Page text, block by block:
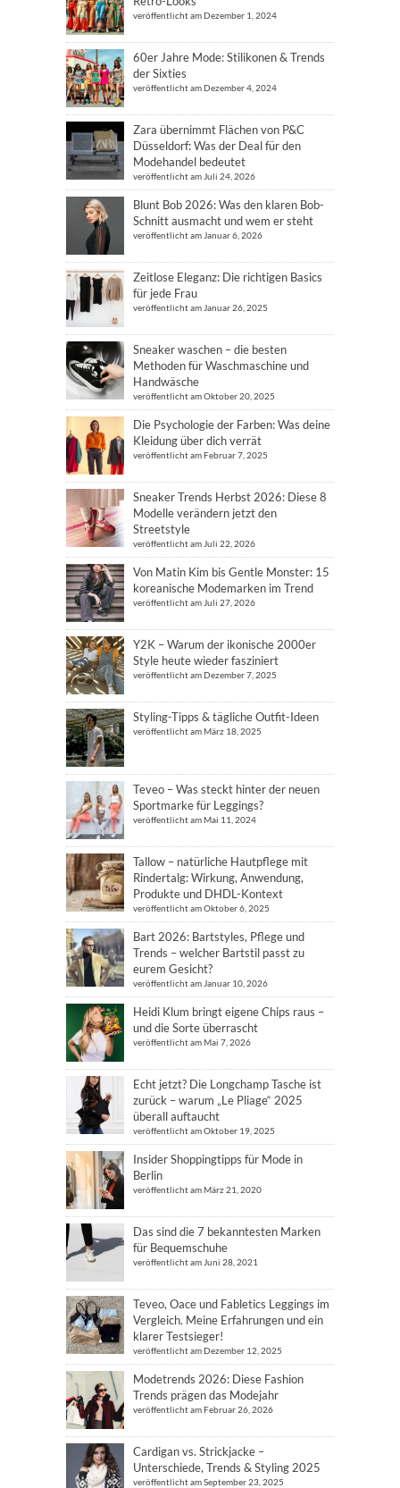
veröffentlicht am Dezember 1, 2024
60er Jahre Mode: Stilikonen & Trends
der Sixties
veröffentlicht am Dezember 4, 2024
Zara übernimmt Flächen von P&C
Düsseldorf: Was der Deal für den
Modehandel bedeutet
veröffentlicht am Juli 24, 2026
Blunt Bob 2026: Was den klaren Bob-
Schnitt ausmacht und wem er steht
veröffentlicht am Januar 6, 2026
Zeitlose Eleganz: Die richtigen Basics
für jede Frau
veröffentlicht am Januar 26, 2025
Sneaker waschen – die besten
Methoden für Waschmaschine und
Handwäsche
veröffentlicht am Oktober 20, 2025
Die Psychologie der Farben: Was deine
Kleidung über dich verrät
veröffentlicht am Februar 7, 2025
Sneaker Trends Herbst 2026: Diese 8
Modelle verändern jetzt den
Streetstyle
veröffentlicht am Juli 22, 2026
Von Matin Kim bis Gentle Monster: 15
koreanische Modemarken im Trend
veröffentlicht am Juli 27, 2026
Y2K – Warum der ikonische 2000er
Style heute wieder fasziniert
veröffentlicht am Dezember 7, 2025
Styling-Tipps & tägliche Outfit-Ideen
veröffentlicht am März 18, 2025
Teveo – Was steckt hinter der neuen
Sportmarke für Leggings?
veröffentlicht am Mai 11, 2024
Tallow – natürliche Hautpflege mit
Rindertalg: Wirkung, Anwendung,
Produkte und DHDL-Kontext
veröffentlicht am Oktober 6, 2025
Bart 2026: Bartstyles, Pflege und
Trends – welcher Bartstil passt zu
eurem Gesicht?
veröffentlicht am Januar 10, 2026
Heidi Klum bringt eigene Chips raus –
und die Sorte überrascht
veröffentlicht am Mai 7, 2026
Echt jetzt? Die Longchamp Tasche ist
zurück – warum „Le Pliage“ 2025
überall auftaucht
veröffentlicht am Oktober 19, 2025
Insider Shoppingtipps für Mode in
Berlin
veröffentlicht am März 21, 2020
Das sind die 7 bekanntesten Marken
für Bequemschuhe
veröffentlicht am Juni 28, 2021
Teveo, Oace und Fabletics Leggings im
Vergleich. Meine Erfahrungen und ein
klarer Testsieger!
veröffentlicht am Dezember 12, 2025
Modetrends 2026: Diese Fashion
Trends prägen das Modejahr
veröffentlicht am Februar 26, 2026
Cardigan vs. Strickjacke –
Unterschiede, Trends & Styling 2025
veröffentlicht am September 23, 2025